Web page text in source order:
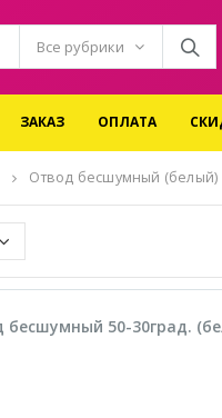
Все рубрики
ЗАКАЗ ОПЛАТА
Отвод бесшумный (белый)
бесшумный 50-30град.